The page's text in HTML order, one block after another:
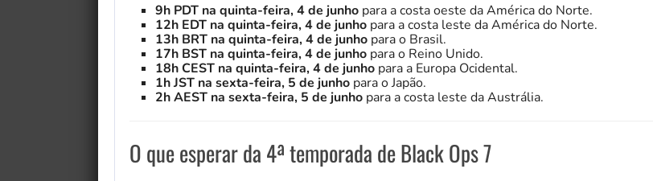
9h PDT na quinta-feira, 4 de junho para a costa oeste da América do Norte.
12h EDT na quinta-feira, 4 de junho para a costa leste da América do Norte.
13h BRT na quinta-feira, 4 de junho para o Brasil.
17h BST na quinta-feira, 4 de junho para o Reino Unido.
18h CEST na quinta-feira, 4 de junho para a Europa Ocidental.
1h JST na sexta-feira, 5 de junho para o Japão.
2h AEST na sexta-feira, 5 de junho para a costa leste da Austrália.
O que esperar da 4ª temporada de Black Ops 7